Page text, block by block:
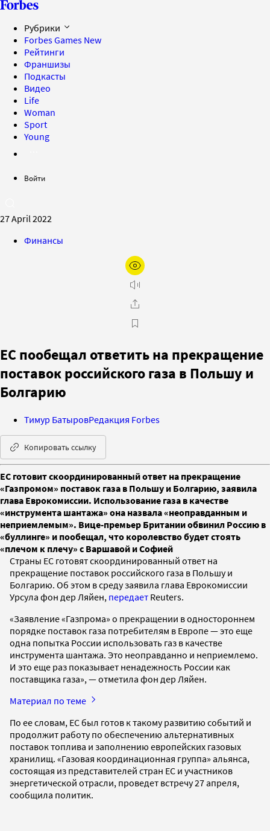
Рубрики
Forbes Games New
Рейтинги
Франшизы
Подкасты
Видео
Life
Woman
Sport
Young
Войти
27 April 2022
Финансы
ЕС пообещал ответить на прекращение
поставок российского газа в Польшу и
Болгарию
Тимур БатыровРедакция Forbes
Копировать ссылку
ЕС готовит скоординированный ответ на прекращение
«Газпромом» поставок газа в Польшу и Болгарию, заявила
глава Еврокомиссии. Использование газа в качестве
«инструмента шантажа» она назвала «неоправданным и
неприемлемым». Вице-премьер Британии обвинил Россию в
«буллинге» и пообещал, что королевство будет стоять
«плечом к плечу» с Варшавой и Софией
Страны ЕС готовят скоординированный ответ на
прекращение поставок российского газа в Польшу и
Болгарию. Об этом в среду заявила глава Еврокомиссии
Урсула фон дер Ляйен, передает Reuters.
«Заявление «Газпрома» о прекращении в одностороннем
порядке поставок газа потребителям в Европе — это еще
одна попытка России использовать газ в качестве
инструмента шантажа. Это неоправданно и неприемлемо.
И это еще раз показывает ненадежность России как
поставщика газа», — отметила фон дер Ляйен.
Материал по теме
По ее словам, ЕС был готов к такому развитию событий и
продолжит работу по обеспечению альтернативных
поставок топлива и заполнению европейских газовых
хранилищ. «Газовая координационная группа» альянса,
состоящая из представителей стран ЕС и участников
энергетической отрасли, проведет встречу 27 апреля,
сообщила политик.